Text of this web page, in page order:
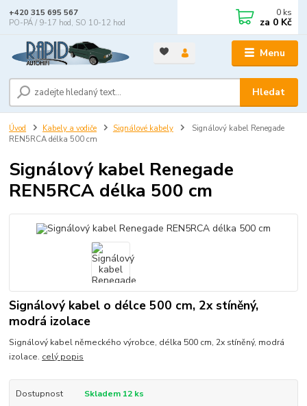
Menu
Hledat
+420 315 695 567
PO-PÁ / 9-17 hod, SO 10-12 hod
0 ks
za 0 Kč
Úvod Kabely a vodiče Signálové kabely
Signálový kabel Renegade
REN5RCA délka 500 cm
Signálový kabel Renegade
REN5RCA délka 500 cm
Signálový kabel o délce 500 cm, 2x stíněný,
modrá izolace
Signálový kabel německého výrobce, délka 500 cm, 2x stíněný, modrá
izolace. celý popis
Dostupnost
Skladem 12 ks